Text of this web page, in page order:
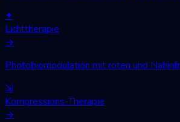
✦
Lichttherapie
→
Photobiomodulation mit roten und
⇲
Kompressions-Therapie
→